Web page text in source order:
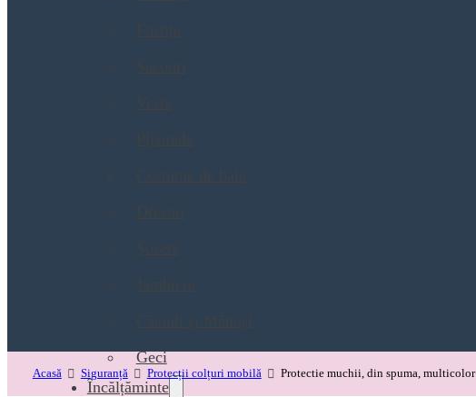
Geci
Încălțăminte
Acasă Siguranță Protecții colțuri mobilă Protectie muchii, din spuma, multicolor